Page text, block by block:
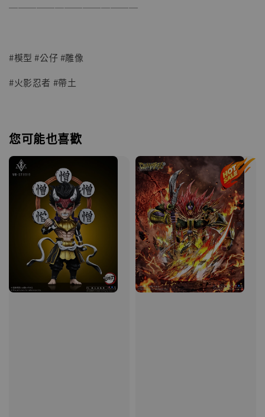
──────────────
#模型 #公仔 #雕像
#火影忍者 #帶土
您可能也喜歡